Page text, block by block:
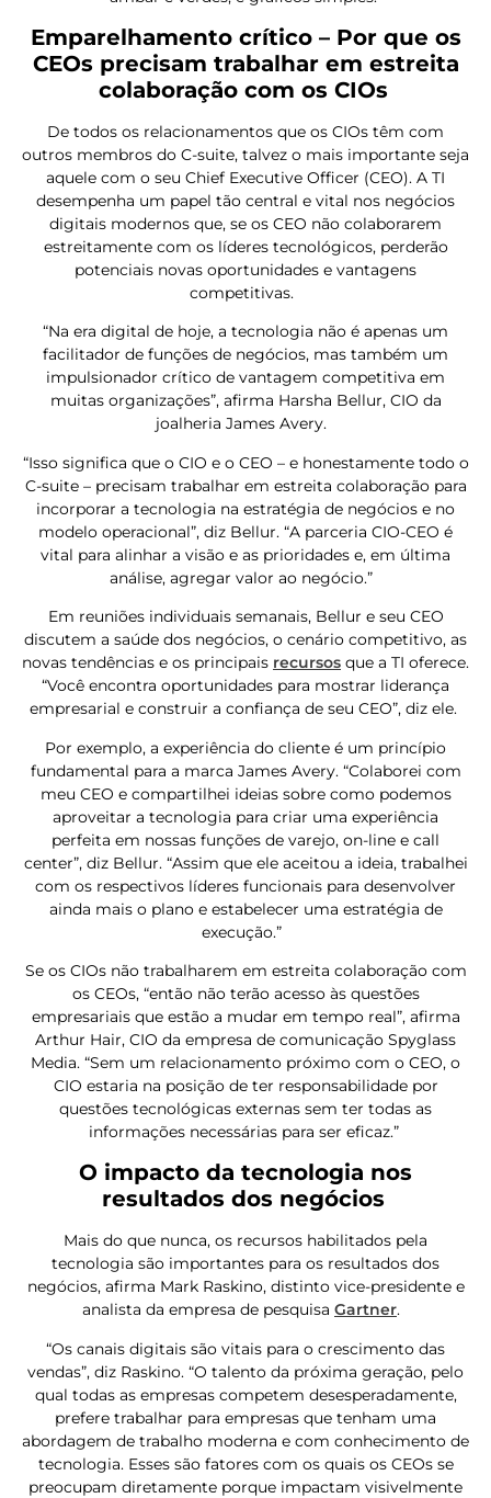
Emparelhamento crítico – Por que os
CEOs precisam trabalhar em estreita
colaboração com os CIOs
De todos os relacionamentos que os CIOs têm com
outros membros do C-suite, talvez o mais importante seja
aquele com o seu Chief Executive Officer (CEO). A TI
desempenha um papel tão central e vital nos negócios
digitais modernos que, se os CEO não colaborarem
estreitamente com os líderes tecnológicos, perderão
potenciais novas oportunidades e vantagens
competitivas.
“Na era digital de hoje, a tecnologia não é apenas um
facilitador de funções de negócios, mas também um
impulsionador crítico de vantagem competitiva em
muitas organizações”, afirma Harsha Bellur, CIO da
joalheria James Avery.
“Isso significa que o CIO e o CEO – e honestamente todo o
C-suite – precisam trabalhar em estreita colaboração para
incorporar a tecnologia na estratégia de negócios e no
modelo operacional”, diz Bellur. “A parceria CIO-CEO é
vital para alinhar a visão e as prioridades e, em última
análise, agregar valor ao negócio.”
Em reuniões individuais semanais, Bellur e seu CEO
discutem a saúde dos negócios, o cenário competitivo, as
novas tendências e os principais recursos que a TI oferece.
“Você encontra oportunidades para mostrar liderança
empresarial e construir a confiança de seu CEO”, diz ele.
Por exemplo, a experiência do cliente é um princípio
fundamental para a marca James Avery. “Colaborei com
meu CEO e compartilhei ideias sobre como podemos
aproveitar a tecnologia para criar uma experiência
perfeita em nossas funções de varejo, on-line e call
center”, diz Bellur. “Assim que ele aceitou a ideia, trabalhei
com os respectivos líderes funcionais para desenvolver
ainda mais o plano e estabelecer uma estratégia de
execução.”
Se os CIOs não trabalharem em estreita colaboração com
os CEOs, “então não terão acesso às questões
empresariais que estão a mudar em tempo real”, afirma
Arthur Hair, CIO da empresa de comunicação Spyglass
Media. “Sem um relacionamento próximo com o CEO, o
CIO estaria na posição de ter responsabilidade por
questões tecnológicas externas sem ter todas as
informações necessárias para ser eficaz.”
O impacto da tecnologia nos
resultados dos negócios
Mais do que nunca, os recursos habilitados pela
tecnologia são importantes para os resultados dos
negócios, afirma Mark Raskino, distinto vice-presidente e
analista da empresa de pesquisa Gartner.
“Os canais digitais são vitais para o crescimento das
vendas”, diz Raskino. “O talento da próxima geração, pelo
qual todas as empresas competem desesperadamente,
prefere trabalhar para empresas que tenham uma
abordagem de trabalho moderna e com conhecimento de
tecnologia. Esses são fatores com os quais os CEOs se
preocupam diretamente porque impactam visivelmente